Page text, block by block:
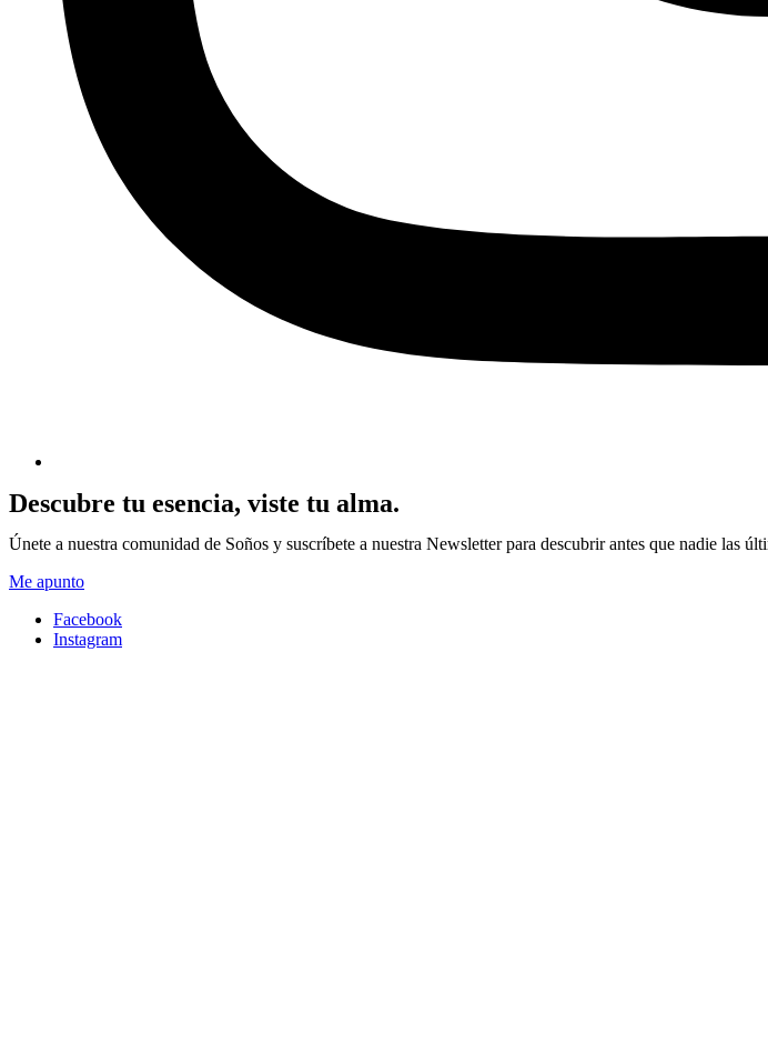
Descubre tu esencia, viste tu alma.
Únete a nuestra comunidad de Soños y suscríbete a nuestra Newsletter para descubrir antes que nadie las
Me apunto
Facebook
Instagram